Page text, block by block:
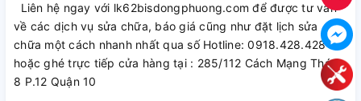
Liên hệ ngay với lk62bisdongphuong.com để được tư vấn
về các dịch vụ sửa chữa, báo giá cũng như đặt lịch sửa
chữa một cách nhanh nhất qua số Hotline: 0918.428.428
hoặc ghé trực tiếp cửa hàng tại : 285/112 Cách Mạng Tháng
8 P.12 Quận 10